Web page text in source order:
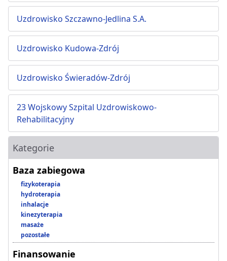
Uzdrowisko Szczawno-Jedlina S.A.
Uzdrowisko Kudowa-Zdrój
Uzdrowisko Świeradów-Zdrój
23 Wojskowy Szpital Uzdrowiskowo-
Rehabilitacyjny
Kategorie
Baza zabiegowa
fizykoterapia
hydroterapia
inhalacje
kinezyterapia
masaże
pozostałe
Finansowanie